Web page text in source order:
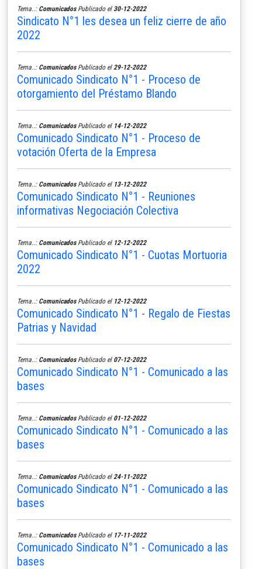
Tema..: ComunicadosPublicado el 30-12-2022
Sindicato N°1 les desea un feliz cierre de año
2022
Tema..: ComunicadosPublicado el 29-12-2022
Comunicado Sindicato N°1 - Proceso de
otorgamiento del Préstamo Blando
Tema..: ComunicadosPublicado el 14-12-2022
Comunicado Sindicato N°1 - Proceso de
votación Oferta de la Empresa
Tema..: ComunicadosPublicado el 13-12-2022
Comunicado Sindicato N°1 - Reuniones
informativas Negociación Colectiva
Tema..: ComunicadosPublicado el 12-12-2022
Comunicado Sindicato N°1 - Cuotas Mortuoria
2022
Tema..: ComunicadosPublicado el 12-12-2022
Comunicado Sindicato N°1 - Regalo de Fiestas
Patrias y Navidad
Tema..: ComunicadosPublicado el 07-12-2022
Comunicado Sindicato N°1 - Comunicado a las
bases
Tema..: ComunicadosPublicado el 01-12-2022
Comunicado Sindicato N°1 - Comunicado a las
bases
Tema..: ComunicadosPublicado el 24-11-2022
Comunicado Sindicato N°1 - Comunicado a las
bases
Tema..: ComunicadosPublicado el 17-11-2022
Comunicado Sindicato N°1 - Comunicado a las
bases